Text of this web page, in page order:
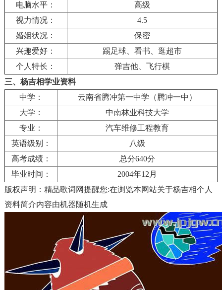
电脑水平：
高级
视力情况：
4.5
婚姻状况：
保密
兴趣爱好：
踢足球、看书、逛超市
个人特长：
弹吉他、飞行棋
三、杨吉相学业资料
中学：
云南省腾冲第一中学（腾冲一中）
大学：
中南林业科技大学
专业：
汽车维修工程教育
英语级别：
八级
高考成绩：
总分640分
毕业时间：
2004年12月
版权声明：精品歌词网提醒您:在浏览本网站关于杨吉相个人
资料简介内容由机器随机生成